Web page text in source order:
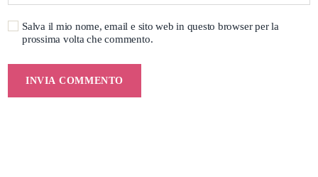
Salva il mio nome, email e sito web in questo browser per la
prossima volta che commento.